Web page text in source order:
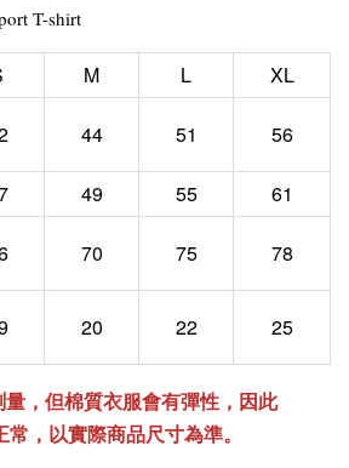
T-shirt
M L
XL
44 51 56
49 55
61
70 75 78
20 22 25
，但棉質衣服會有彈性，因此
，以實際商品尺寸為準。